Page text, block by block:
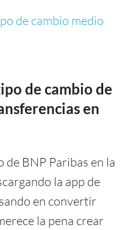
de cambio medio
de cambio de
en
BNP Paribas en la
la app de
en convertir
la pena crear